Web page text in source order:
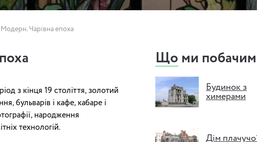
Модерн. Чарівна епоха
з кінця 19 століття, золотий
бульварів і кафе, кабаре і
народження
технологій.
Що ми
Будинок з
химерами
Дім